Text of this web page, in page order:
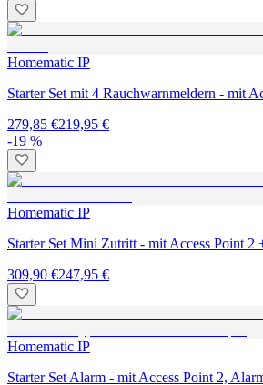
Homematic IP
Starter Set mit 4 Rauchwarnmeldern - mit
279,85 €219,95 €
-19 %
Homematic IP
Starter Set Mini Zutritt - mit Access Point 2
309,90 €247,95 €
Homematic IP
Starter Set Alarm - mit Access Point 2,